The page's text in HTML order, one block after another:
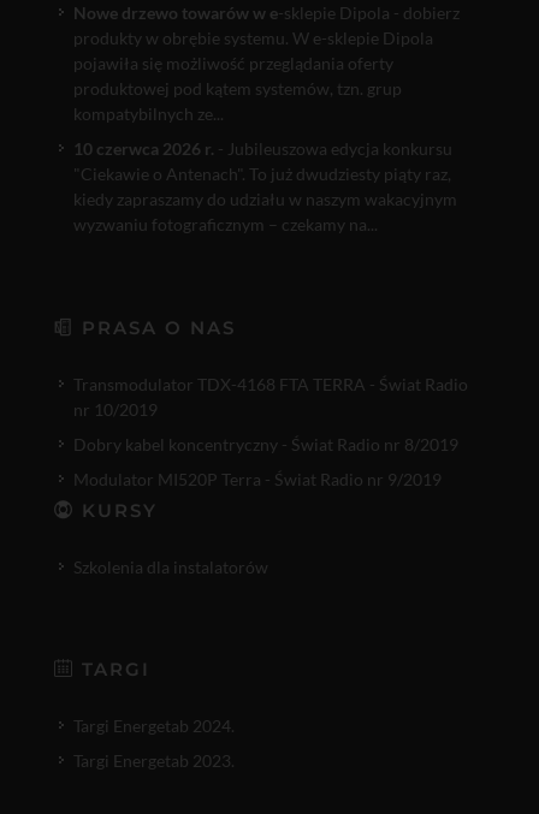
Nowe drzewo towarów w e-sklepie Dipola - dobierz
produkty w obrębie systemu. W e-sklepie Dipola
pojawiła się możliwość przeglądania oferty
produktowej pod kątem systemów, tzn. grup
kompatybilnych ze...
10 czerwca 2026 r. - Jubileuszowa edycja konkursu
"Ciekawie o Antenach". To już dwudziesty piąty raz,
kiedy zapraszamy do udziału w naszym wakacyjnym
wyzwaniu fotograficznym – czekamy na...
PRASA O NAS
Transmodulator TDX-4168 FTA TERRA - Świat Radio
nr 10/2019
Dobry kabel koncentryczny - Świat Radio nr 8/2019
Modulator MI520P Terra - Świat Radio nr 9/2019
KURSY
Szkolenia dla instalatorów
TARGI
Targi Energetab 2024.
Targi Energetab 2023.